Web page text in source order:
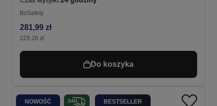
BoSafety
281,99 zł
229,26 zł
Do koszyka
NOWOŚĆ BESTSELLER